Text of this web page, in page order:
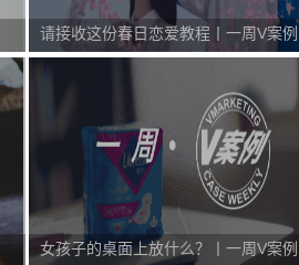
请接收这份春日恋爱教程丨一周V案例
女孩子的桌面上放什么？丨一周V案例